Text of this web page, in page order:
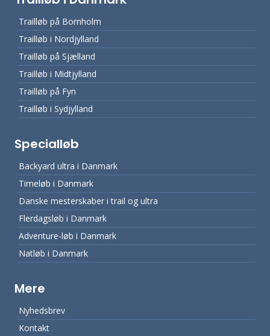
Trailløb på Bornholm
Trailløb i Nordjylland
Trailløb på Sjælland
Trailløb i Midtjylland
Trailløb på Fyn
Trailløb i Sydjylland
Specialløb
Backyard ultra i Danmark
Timeløb i Danmark
Danske mesterskaber i trail og ultra
Flerdagsløb i Danmark
Adventure-løb i Danmark
Natløb i Danmark
Mere
Nyhedsbrev
Kontakt